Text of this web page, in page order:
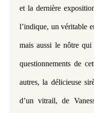
et la dernière
l’indique, un véritable
mais aussi le nôtre
questionnements de
autres, la délicieuse
d’un vitrail, de